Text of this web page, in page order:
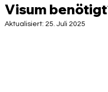
Visum
Aktualisiert:25. Juli 2025